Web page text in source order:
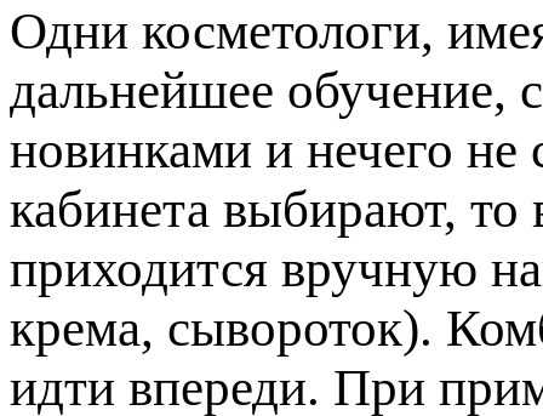
Одни косметологи,
дальнейшее обучение,
новинками и нечего
кабинета выбирают, то
приходится вручную
крема, сывороток).
идти впереди. При